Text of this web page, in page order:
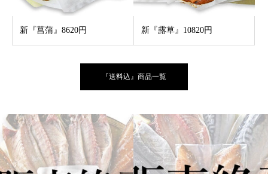
新『菖蒲』8620円 新『露草』10820円
『送料込』商品一覧